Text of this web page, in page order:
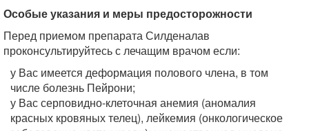
Особые указания и меры предосторожности
Перед приемом препарата Силденалав
проконсультируйтесь с лечащим врачом если:
у Вас имеется деформация полового члена, в том
числе болезнь Пейрони;
у Вас серповидно-клеточная анемия (аномалия
красных кровяных телец), лейкемия (онкологическое